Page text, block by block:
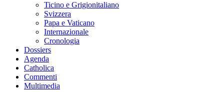
Ticino e Grigionitaliano
Svizzera
Papa e Vaticano
Internazionale
Cronologia
Dossiers
Agenda
Catholica
Commenti
Multimedia